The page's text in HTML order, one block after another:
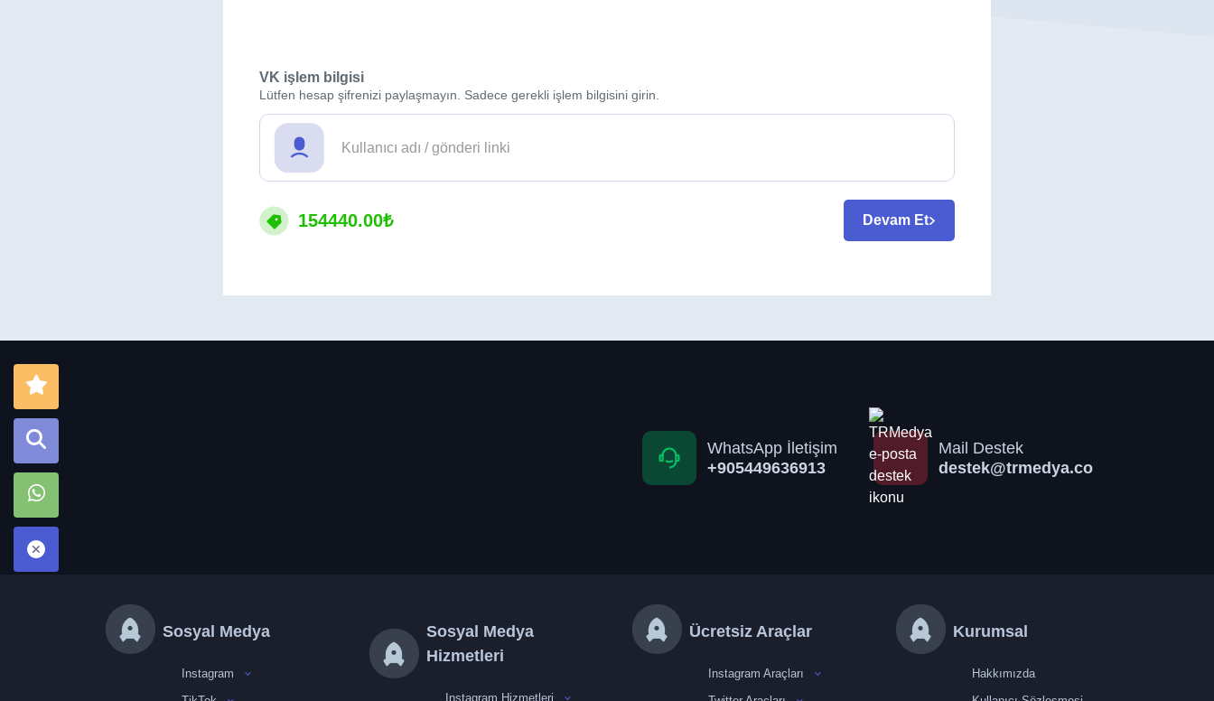
VK işlem bilgisi
Lütfen hesap şifrenizi paylaşmayın. Sadece gerekli işlem bilgisini girin.
154440.00₺ Devam Et
WhatsApp İletişim
+905449636913
Mail Destek
destek@trmedya.co
Sosyal Medya
Instagram
Sosyal Medya
Hizmetleri
Instagram Hizmetleri
Ücretsiz Araçlar
Instagram Araçları
Kurumsal
Hakkımızda